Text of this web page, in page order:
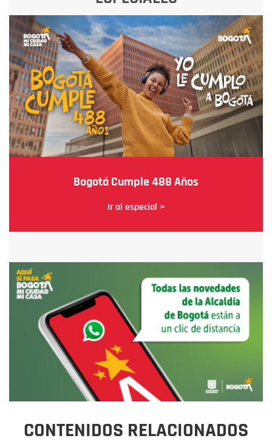
Bogotá Cumple 488 Años
Ir al especial >
CONTENIDOS RELACIONADOS